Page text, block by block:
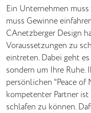
Ein Unternehmen
muss Gewinne
CAnetzberger Design
Voraussetzungen zu
eintreten. Dabei geht
sondern um Ihre Ruhe.
persönlichen "Peace
kompetenter Partner
schlafen zu können.